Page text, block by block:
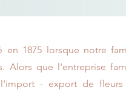
en 1875 lorsque notre
Alors que l'entreprise
l'import - export de